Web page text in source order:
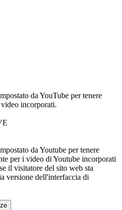
da YouTube per tenere
incorporati.
da Youtube per tenere
per i video di Youtube incorporati
il visitatore del sito web sta
versione dell'interfaccia di